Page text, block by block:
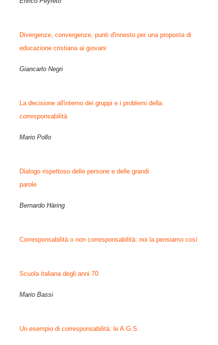
Divergenze, convergenze, punti d'innesto per una proposta di
educazione cristiana ai giovani
Giancarlo Negri
La decisione all'interno dei gruppi e i problemi della
corresponsabilità
Mario Pollo
Dialogo rispettoso delle persone e delle grandi
parole
Bernardo Häring
Corresponsabilità o non corresponsabilità: noi la pensiamo così
Scuola italiana degli anni 70
Mario Bassi
Un esempio di corresponsabilità: le A.G.S.